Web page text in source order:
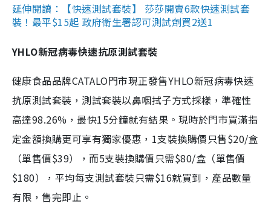
延伸閱讀：【快速測試套裝】 莎莎開賣6款快速測試套
裝！最平$15起 政府衛生署認可測試劑買2送1
YHLO新冠病毒快速抗原測試套裝
健康食品品牌CATALO門市現正發售YHLO新冠病毒快速
抗原測試套裝，測試套裝以鼻咽拭子方式採樣，準確性
高達98.26%，最快15分鐘就有結果。現時於門市買滿指
定金額換購更可享有獨家優惠，1支裝換購價只售$20/盒
（單售價$39），而5支裝換購價只需$80/盒（單售價
$180），平均每支測試套裝只需$16就買到，產品數量
有限，售完即止。